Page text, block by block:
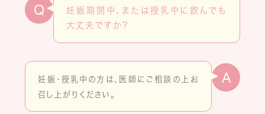
Q
妊娠期間中、または授乳中に飲んでも
大丈夫ですか？
A
妊娠・授乳中の方は、医師にご相談の上お
召し上がりください。